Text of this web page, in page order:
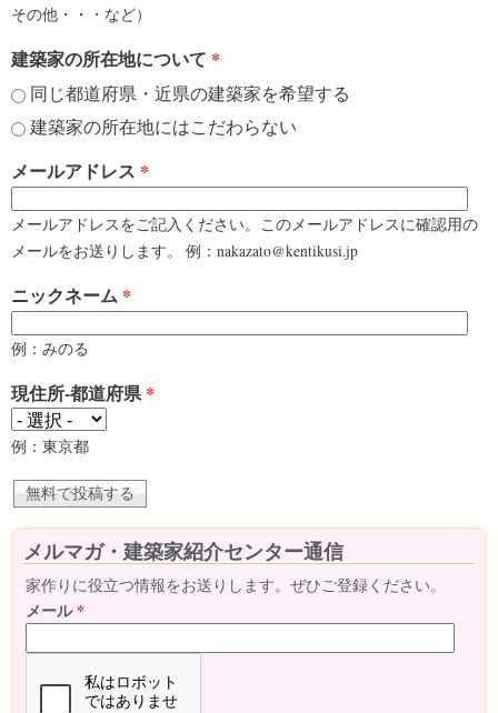
その他・・・など）
建築家の所在地について *
同じ都道府県・近県の建築家を希望する
建築家の所在地にはこだわらない
メールアドレス *
メールアドレスをご記入ください。このメールアドレスに確認用の
メールをお送りします。 例：nakazato@kentikusi.jp
ニックネーム *
例：みのる
現住所-都道府県*
例：東京都
メルマガ・建築家紹介センター通信
家作りに役立つ情報をお送りします。ぜひご登録ください。
メール*